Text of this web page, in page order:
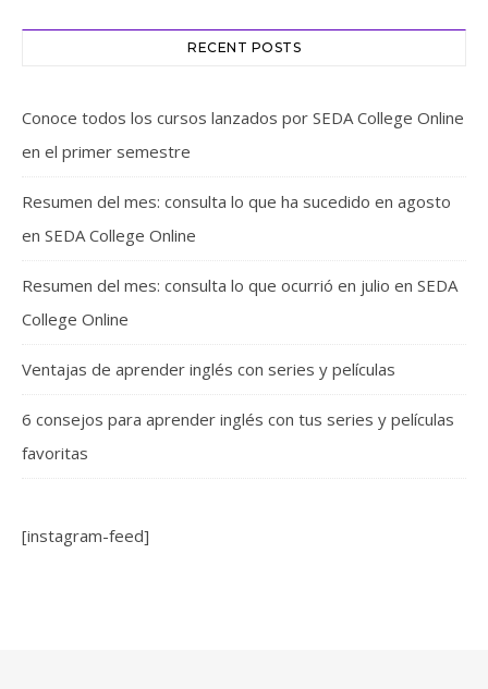
RECENT POSTS
Conoce todos los cursos lanzados por SEDA College Online
en el primer semestre
Resumen del mes: consulta lo que ha sucedido en agosto
en SEDA College Online
Resumen del mes: consulta lo que ocurrió en julio en SEDA
College Online
Ventajas de aprender inglés con series y películas
6 consejos para aprender inglés con tus series y películas
favoritas
[instagram-feed]